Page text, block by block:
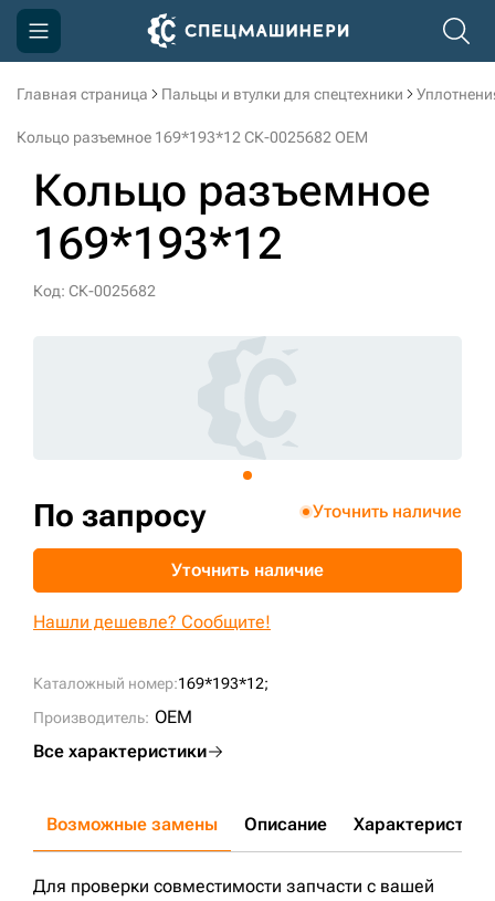
Главная страница Пальцы и втулки для спецтехники
Кольцо разъемное 169*193*12 СК-0025682 OEM
Кольцо разъемное
169*193*12
Код: СК-0025682
Каталожный номер:169*193*12;
Производитель: OEM
Все характеристики
По запросу Уточнить наличие
Уточнить наличие
Нашли дешевле? Сообщите!
Возможные замены Описание Характеристики
Для проверки совместимости запчасти с вашей
Компания
Доставка и оплата
Информация
Контакты
+7 (499) 394-50-93